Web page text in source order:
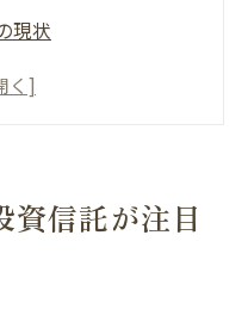
現状
区のポテンシャル
資影響
る練馬区の魅力
資信託が注目